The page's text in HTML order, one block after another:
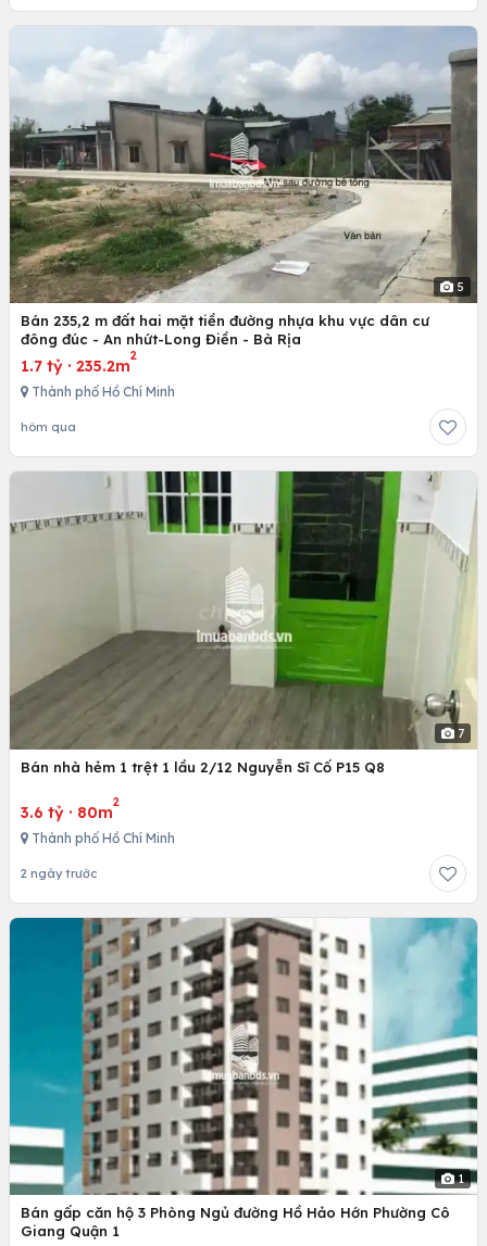
5
Bán 235,2 m đất hai mặt tiền đường nhựa khu vực dân cư
đông đúc - An nhứt-Long Điền - Bà Rịa
1.7 tỷ · 235.2m
2
Thành phố Hồ Chí Minh
hôm qua
7
Bán nhà hẻm 1 trệt 1 lầu 2/12 Nguyễn Sĩ Cố P15 Q8
3.6 tỷ · 80m
2
Thành phố Hồ Chí Minh
2 ngày trước
1
Bán gấp căn hộ 3 Phòng Ngủ đường Hồ Hảo Hớn Phường Cô
Giang Quận 1